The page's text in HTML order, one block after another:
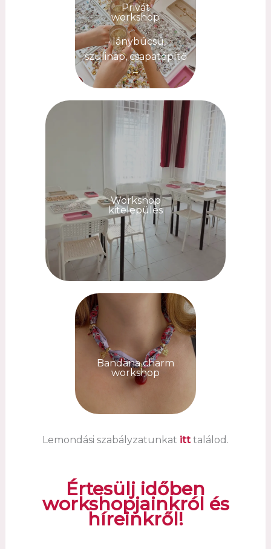
Privát
workshop
– lánybúcsú,
szülinap, csapatépítő
–
Workshop
kitelepülés
Bandana charm
workshop
Lemondási szabályzatunkat itt találod.
Értesülj időben
workshopjainkról és
híreinkről!